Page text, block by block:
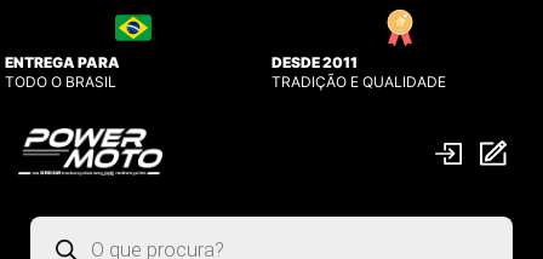
ENTREGA PARA
TODO O BRASIL
DESDE 2011
TRADIÇÃO E QUALIDADE
Pesquisar
produtos